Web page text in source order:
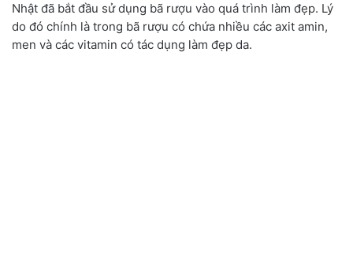
Nhật đã bắt đầu sử dụng bã rượu vào quá trình làm đẹp. Lý
do đó chính là trong bã rượu có chứa nhiều các axit amin,
men và các vitamin có tác dụng làm đẹp da.